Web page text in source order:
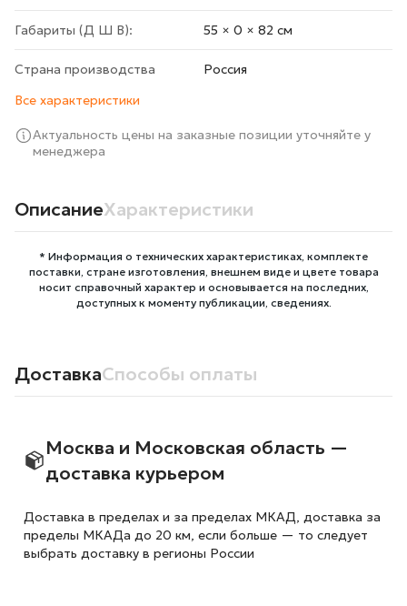
Габариты (Д Ш В): 55 × 0 × 82 cм
Страна производства
Росcия
Все характеристики
Актуальность цены на заказные позиции уточняйте у
менеджера
ОписаниеХарактеристики
* Информация о технических характеристиках, комплекте
поставки, стране изготовления, внешнем виде и цвете товара
носит справочный характер и основывается на последних,
доступных к моменту публикации, сведениях.
ДоставкаСпособы оплаты
Москва и Московская область —
доставка курьером
Доставка в пределах и за пределах МКАД, доставка за
пределы МКАДа до 20 км, если больше — то следует
выбрать доставку в регионы России